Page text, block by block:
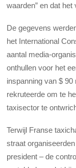
waarden” en dat het
De gegevens
het International
aantal media-
onthullen voor het
inspanning van $
rekruteerde om te
taxisector te
Terwijl Franse
straat
president – de